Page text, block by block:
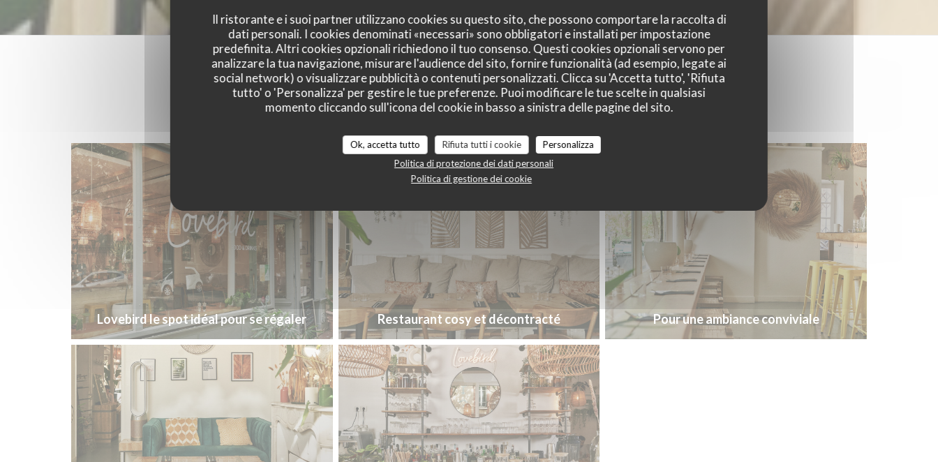
Il ristorante e i suoi partner utilizzano cookies su questo sito, che possono comportare la raccolta di
dati personali. I cookies denominati «necessari» sono obbligatori e installati per impostazione
predefinita. Altri cookies opzionali richiedono il tuo consenso. Questi cookies opzionali servono per
analizzare la tua navigazione, misurare l'audience del sito, fornire funzionalità (ad esempio, legate ai
social network) o visualizzare pubblicità o contenuti personalizzati. Clicca su 'Accetta tutto', 'Rifiuta
tutto' o 'Personalizza' per gestire le tue preferenze. Puoi modificare le tue scelte in qualsiasi
momento cliccando sull'icona del cookie in basso a sinistra delle pagine del sito.
Ok, accetta tutto Rifiuta tutti i cookie
Personalizza
Politica di protezione dei dati personali
Politica di gestione dei cookie
Ambiance & Déco
Lovebird le spot idéal pour se régaler Restaurant cosy et décontracté Pour une ambiance conviviale